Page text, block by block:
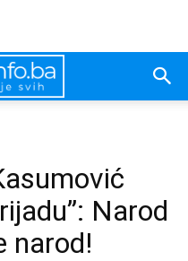
Narod
narod!